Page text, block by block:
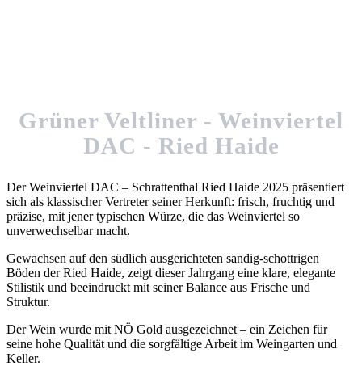
Grüner Veltliner - Weinviertel
DAC - Ried Haide
Der Weinviertel DAC – Schrattenthal Ried Haide 2025 präsentiert
sich als klassischer Vertreter seiner Herkunft: frisch, fruchtig und
präzise, mit jener typischen Würze, die das Weinviertel so
unverwechselbar macht.
Gewachsen auf den südlich ausgerichteten sandig‑schottrigen
Böden der Ried Haide, zeigt dieser Jahrgang eine klare, elegante
Stilistik und beeindruckt mit seiner Balance aus Frische und
Struktur.
Der Wein wurde mit NÖ Gold ausgezeichnet – ein Zeichen für
seine hohe Qualität und die sorgfältige Arbeit im Weingarten und
Keller.